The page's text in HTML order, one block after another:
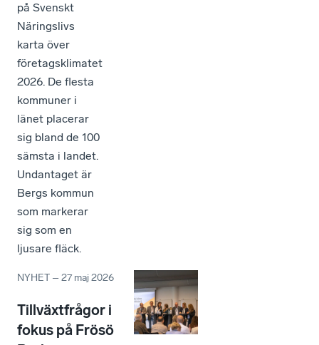
på Svenskt
Näringslivs
karta över
företagsklimatet
2026. De flesta
kommuner i
länet placerar
sig bland de 100
sämsta i landet.
Undantaget är
Bergs kommun
som markerar
sig som en
ljusare fläck.
NYHET –27 maj 2026
Tillväxtfrågor i
fokus på Frösö